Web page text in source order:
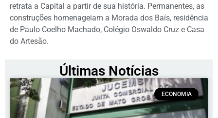
retrata a Capital a partir de sua história. Permanentes, as
construções homenageiam a Morada dos Baís, residência
de Paulo Coelho Machado, Colégio Oswaldo Cruz e Casa
do Artesão.
Últimas Notícias
ECONOMIA